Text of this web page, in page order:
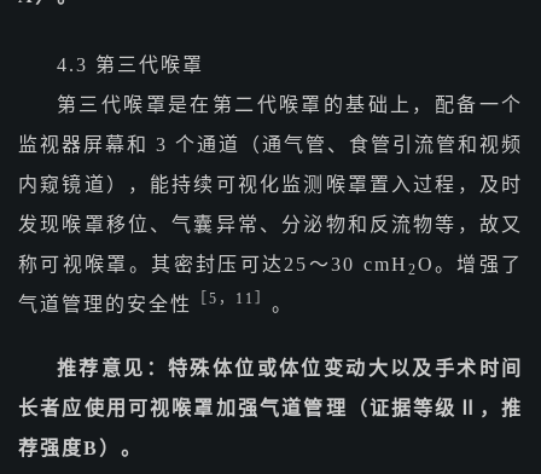
4.3 第三代喉罩
第三代喉罩是在第二代喉罩的基础上，配备一个
监视器屏幕和 3 个通道（通气管、食管引流管和视频
内窥镜道），能持续可视化监测喉罩置入过程，及时
发现喉罩移位、气囊异常、分泌物和反流物等，故又
称可视喉罩。其密封压可达25～30 cmH 2O。增强了
气道管理的安全性
［5，11］ 。
推荐意见：特殊体位或体位变动大以及手术时间
长者应使用可视喉罩加强气道管理（证据等级Ⅱ，推
荐强度B）。